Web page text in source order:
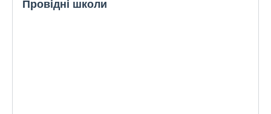
Провідні школи